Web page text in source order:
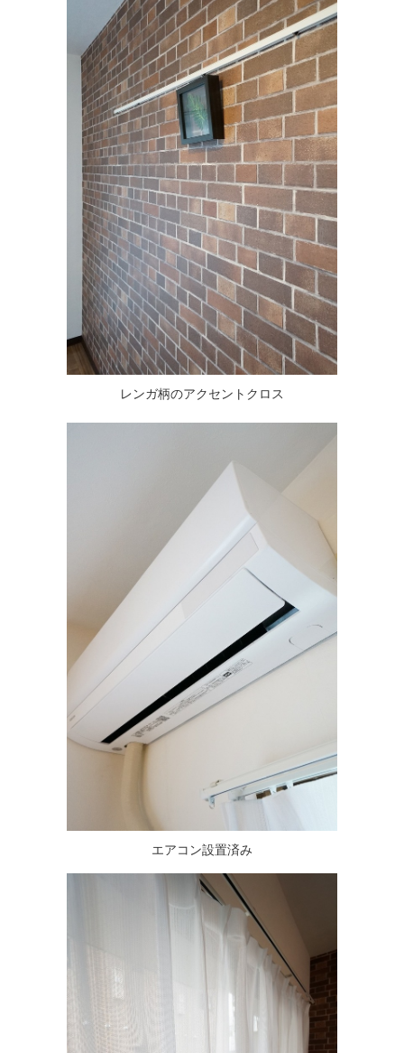
レンガ柄のアクセントクロス
エアコン設置済み